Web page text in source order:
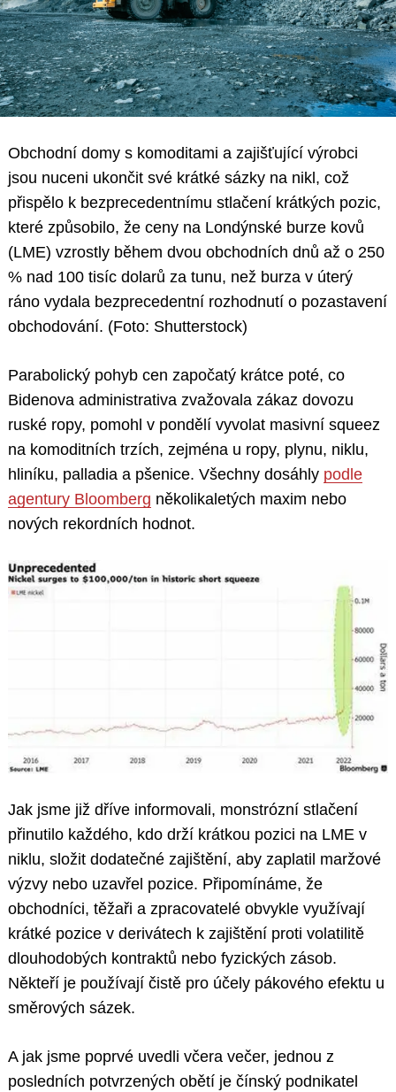
Obchodní domy s komoditami a zajišťující výrobci
jsou nuceni ukončit své krátké sázky na nikl, což
přispělo k bezprecedentnímu stlačení krátkých pozic,
které způsobilo, že ceny na Londýnské burze kovů
(LME) vzrostly během dvou obchodních dnů až o 250
% nad 100 tisíc dolarů za tunu, než burza v úterý
ráno vydala bezprecedentní rozhodnutí o pozastavení
obchodování. (Foto: Shutterstock)
Parabolický pohyb cen započatý krátce poté, co
Bidenova administrativa zvažovala zákaz dovozu
ruské ropy, pomohl v pondělí vyvolat masivní squeez
na komoditních trzích, zejména u ropy, plynu, niklu,
hliníku, palladia a pšenice. Všechny dosáhly podle
agentury Bloomberg několikaletých maxim nebo
nových rekordních hodnot.
Jak jsme již dříve informovali, monstrózní stlačení
přinutilo každého, kdo drží krátkou pozici na LME v
niklu, složit dodatečné zajištění, aby zaplatil maržové
výzvy nebo uzavřel pozice. Připomínáme, že
obchodníci, těžaři a zpracovatelé obvykle využívají
krátké pozice v derivátech k zajištění proti volatilitě
dlouhodobých kontraktů nebo fyzických zásob.
Někteří je používají čistě pro účely pákového efektu u
směrových sázek.
A jak jsme poprvé uvedli včera večer, jednou z
posledních potvrzených obětí je čínský podnikatel